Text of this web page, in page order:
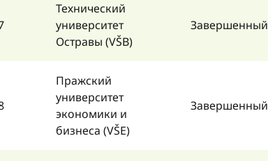
Технический
университет
Остравы (VŠB)
Завершенный
Пражский
университет
экономики и
бизнеса (VŠE)
Завершенный